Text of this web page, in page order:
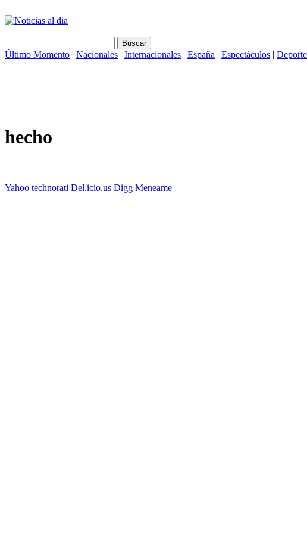
Último Momento | Nacionales | Internacionales | España | Espectáculos |
hecho
Yahoo technorati Del.icio.us Digg Meneame